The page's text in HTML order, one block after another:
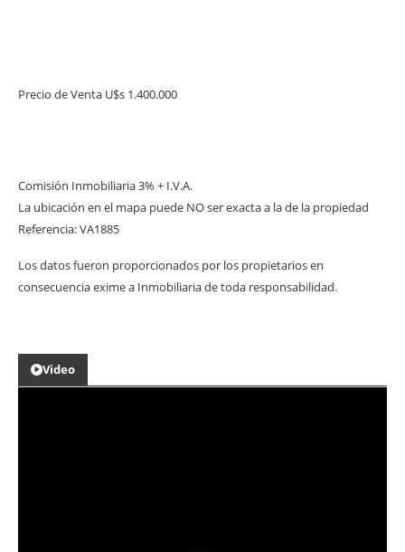
Precio de Venta U$s 1.400.000
Comisión Inmobiliaria 3% + I.V.A.
La ubicación en el mapa puede NO ser exacta a la de la propiedad
Referencia: VA1885
Los datos fueron proporcionados por los propietarios en
consecuencia exime a Inmobiliaria de toda responsabilidad.
Video